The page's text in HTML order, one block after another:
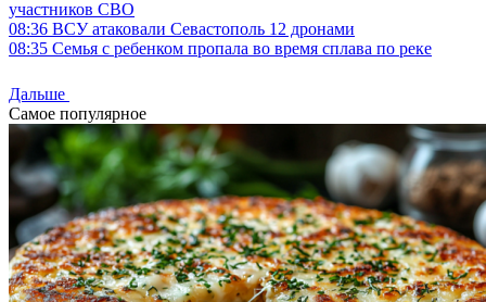
участников СВО
08:36 ВСУ атаковали Севастополь 12 дронами
08:35 Семья с ребенком пропала во время сплава по реке
Дальше
Самое популярное